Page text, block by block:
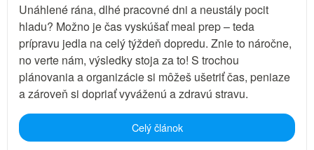
Unáhlené rána, dlhé pracovné dni a neustály pocit
hladu? Možno je čas vyskúšať meal prep – teda
prípravu jedla na celý týždeň dopredu. Znie to náročne,
no verte nám, výsledky stoja za to! S trochou
plánovania a organizácie si môžeš ušetriť čas, peniaze
a zároveň si dopriať vyváženú a zdravú stravu.
Celý článok